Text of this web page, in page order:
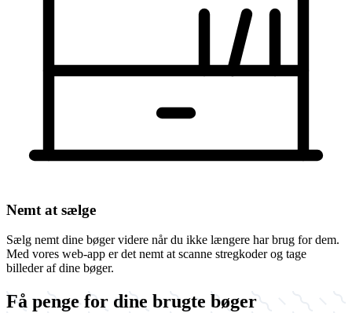
Nemt at sælge
Sælg nemt dine bøger videre når du ikke længere har brug for dem.
Med vores web-app er det nemt at scanne stregkoder og tage
billeder af dine bøger.
Få penge for dine brugte bøger